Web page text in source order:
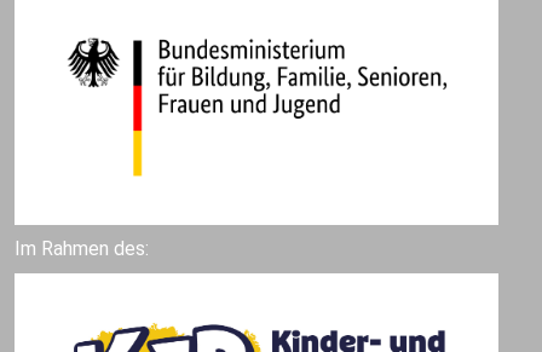
Im Rahmen des: